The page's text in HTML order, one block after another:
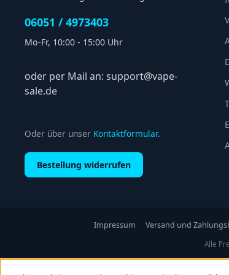
06051 / 4973403
Mo-Fr, 10:00 - 15:00 Uhr
oder per Mail an: support@vape-
sale.de
Oder über unser Kontaktformular.
Bestellung widerrufen
Impressum Versand und
Alle